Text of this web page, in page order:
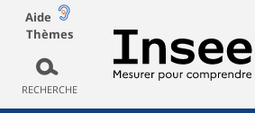
Aide
Thèmes
RECHERCHE